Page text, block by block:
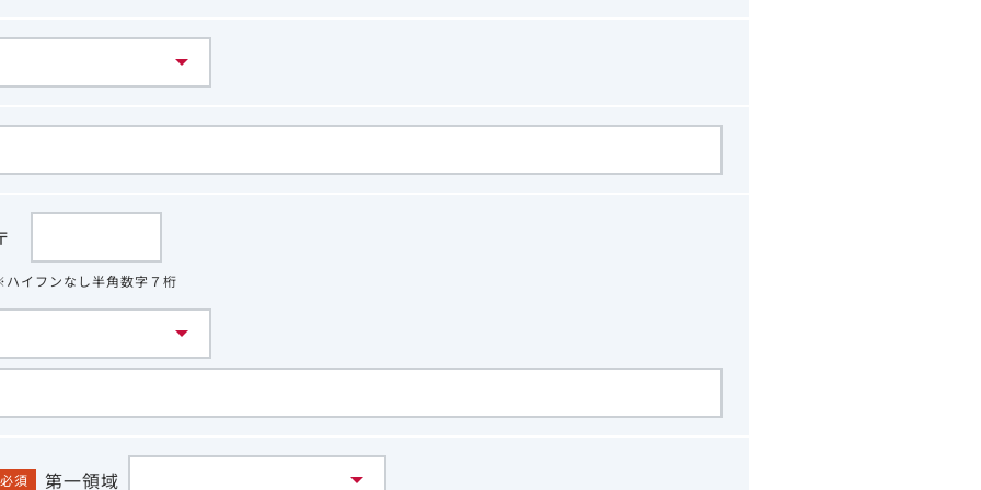
イフンなし半角数字７桁
必須 第一領域